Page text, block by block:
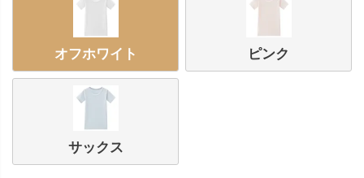
オフホワイト ピンク
サックス